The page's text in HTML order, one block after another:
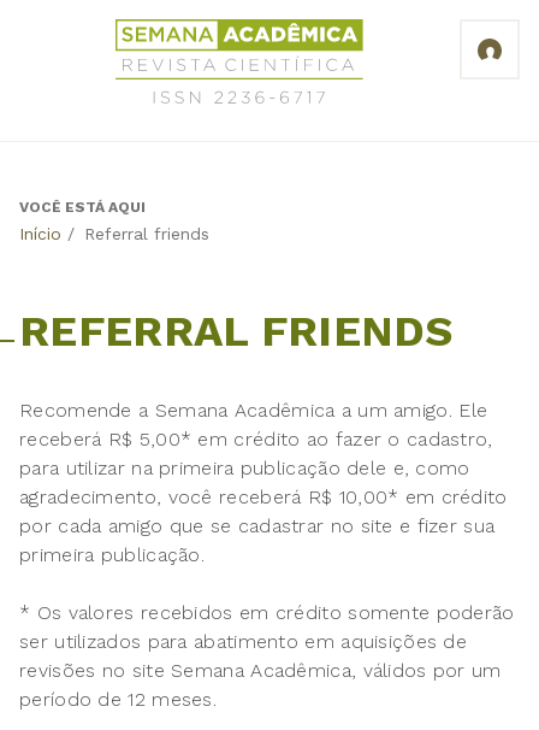
Revista
Científica
Semana
6717
Back
VOCÊ ESTÁ AQUI
Início / Referral friends
REFERRAL FRIENDS
Recomende a Semana Acadêmica a um amigo. Ele
receberá R$ 5,00* em crédito ao fazer o cadastro,
para utilizar na primeira publicação dele e, como
agradecimento, você receberá R$ 10,00* em crédito
por cada amigo que se cadastrar no site e fizer sua
primeira publicação.
* Os valores recebidos em crédito somente poderão
ser utilizados para abatimento em aquisições de
revisões no site Semana Acadêmica, válidos por um
período de 12 meses.